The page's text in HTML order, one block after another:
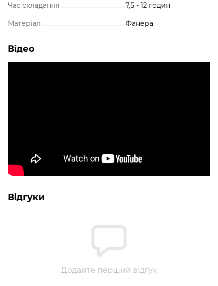
Час складання 7,5 - 12 годин
Матеріал Фанера
Відео
Відгуки
Додайте перший відгук